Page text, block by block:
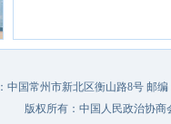
中国常州市新北区衡山路8号 邮编
版权所有：中国人民政治协